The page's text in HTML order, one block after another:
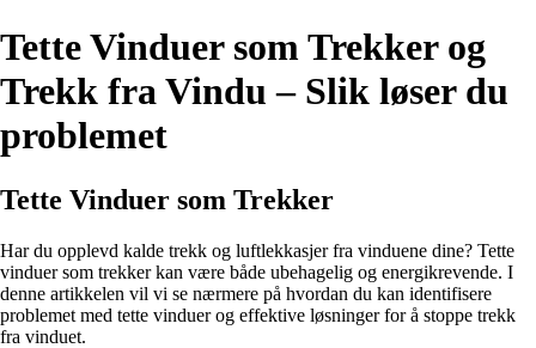
Tette Vinduer som Trekker og
Trekk fra Vindu – Slik løser du
problemet
Tette Vinduer som Trekker
Har du opplevd kalde trekk og luftlekkasjer fra vinduene dine? Tette
vinduer som trekker kan være både ubehagelig og energikrevende. I
denne artikkelen vil vi se nærmere på hvordan du kan identifisere
problemet med tette vinduer og effektive løsninger for å stoppe trekk
fra vinduet.